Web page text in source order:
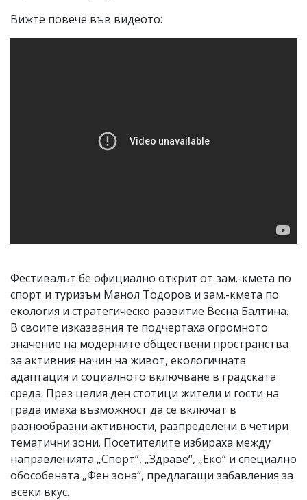
Вижте повече във видеото:
Фестивалът бе официално открит от зам.-кмета по
спорт и туризъм Манол Тодоров и зам.-кмета по
екология и стратегическо развитие Весна Балтина.
В своите изказвания те подчертаха огромното
значение на модерните обществени пространства
за активния начин на живот, екологичната
адаптация и социалното включване в градската
среда. През целия ден стотици жители и гости на
града имаха възможност да се включат в
разнообразни активности, разпределени в четири
тематични зони. Посетителите избираха между
направленията „Спорт“, „Здраве“, „Еко“ и специално
обособената „Фен зона“, предлагащи забавления за
всеки вкус.